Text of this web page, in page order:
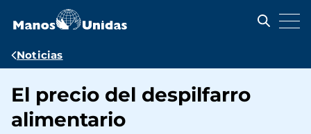
contenido
Ruta
navegación
Noticias
El precio del despilfarro
alimentario